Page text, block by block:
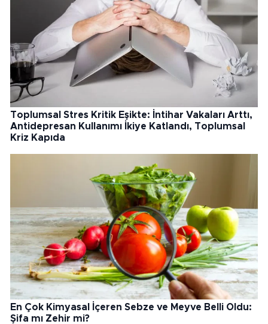
Toplumsal Stres Kritik Eşikte: İntihar Vakaları Arttı,
Antidepresan Kullanımı İkiye Katlandı, Toplumsal
Kriz Kapıda
En Çok Kimyasal İçeren Sebze ve Meyve Belli Oldu:
Şifa mı Zehir mi?